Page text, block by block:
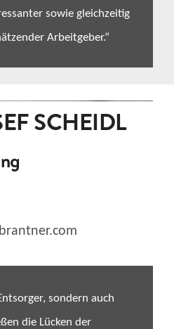
sowie gleichzeitig
Arbeitgeber.“
SCHEIDL
sondern auch
die Lücken der